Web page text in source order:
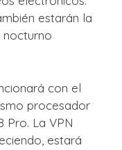
estarán la
con el
procesador
Pro. La VPN
estará